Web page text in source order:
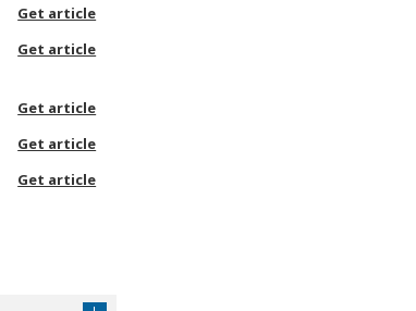
Get article
Get article
Get article
Get article
Get article